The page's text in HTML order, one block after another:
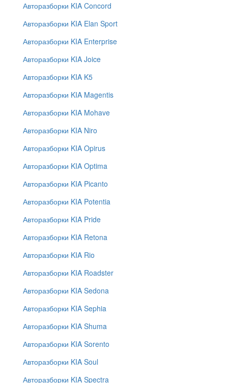
Авторазборки KIA Concord
Авторазборки KIA Elan Sport
Авторазборки KIA Enterprise
Авторазборки KIA Joice
Авторазборки KIA K5
Авторазборки KIA Magentis
Авторазборки KIA Mohave
Авторазборки KIA Niro
Авторазборки KIA Opirus
Авторазборки KIA Optima
Авторазборки KIA Picanto
Авторазборки KIA Potentia
Авторазборки KIA Pride
Авторазборки KIA Retona
Авторазборки KIA Rio
Авторазборки KIA Roadster
Авторазборки KIA Sedona
Авторазборки KIA Sephia
Авторазборки KIA Shuma
Авторазборки KIA Sorento
Авторазборки KIA Soul
Авторазборки KIA Spectra